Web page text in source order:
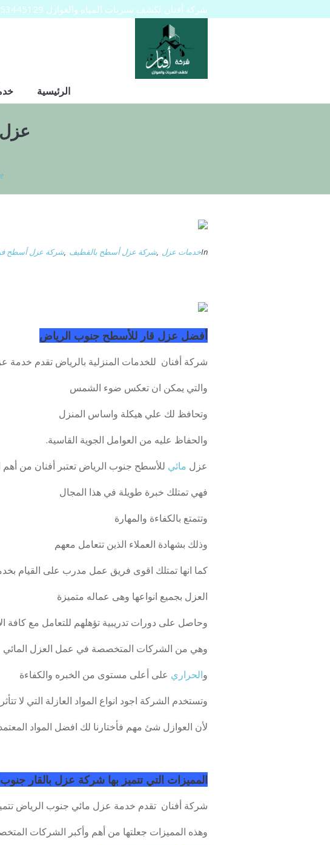
شركة أفنان لكشف تسربات المياه والعوازل 0553445129
الرئيسية
Inخدمات عزل ,شركة عزل أسطح بالقطيف ,شركة عزل أسطح
أفضل عزل قار للأسطح جنوب الرياض
شركة أفنان للخدمات المنزلية بالرياض تقدم
والتي يمكن ان تعكس ضوء الشمس
وتحافظ لك علي هيكلة واساس المنزل
والحفاظ عليه من العوامل الجوية القاسية.
عزل مائي للأسطح جنوب الرياض تعتبر أفنان من
فهي تمتلك خبرة طويلة في هذا المجال
وتتمتع بالكفاءة والمهارة
وذلك بشهادة العملاء الذين تتعامل معهم
كما انها تمتلك اقوى فريق عمل مدرب على القيام
العزل بجميع انواعها وهى عماله متميزة
وحاصل على دورات تدريبية تؤهلهم للتعامل مع كافة
وهي من الشركات المتخصصة في عمل العزل المائي
والحراري على أعلى مستوى من الخبره والكفاءة
وتستخدم الشركة اجود انواع المواد العازلة التي لا
لأن العوازل شئ مهم فأختارنا لك افضل المواد
المميزات التي تتميز بها شركة عزل بالقار
شركة أفنان تقدم خدمة عزل مائي جنوب الرياض
وهذه المميزات جعلتها من أهم وأكبر الشركات